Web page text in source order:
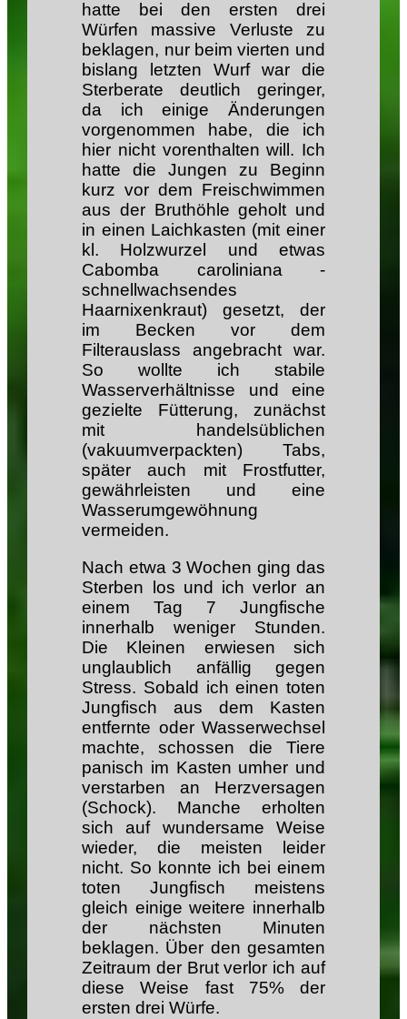
hatte bei den ersten drei
Würfen massive Verluste zu
beklagen, nur beim vierten und
bislang letzten Wurf war die
Sterberate deutlich geringer,
da ich einige Änderungen
vorgenommen habe, die ich
hier nicht vorenthalten will. Ich
hatte die Jungen zu Beginn
kurz vor dem Freischwimmen
aus der Bruthöhle geholt und
in einen Laichkasten (mit einer
kl. Holzwurzel und etwas
Cabomba caroliniana -
schnellwachsendes
Haarnixenkraut) gesetzt, der
im Becken vor dem
Filterauslass angebracht war.
So wollte ich stabile
Wasserverhältnisse und eine
gezielte Fütterung, zunächst
mit handelsüblichen
(vakuumverpackten) Tabs,
später auch mit Frostfutter,
gewährleisten und eine
Wasserumgewöhnung
vermeiden.
Nach etwa 3 Wochen ging das
Sterben los und ich verlor an
einem Tag 7 Jungfische
innerhalb weniger Stunden.
Die Kleinen erwiesen sich
unglaublich anfällig gegen
Stress. Sobald ich einen toten
Jungfisch aus dem Kasten
entfernte oder Wasserwechsel
machte, schossen die Tiere
panisch im Kasten umher und
verstarben an Herzversagen
(Schock). Manche erholten
sich auf wundersame Weise
wieder, die meisten leider
nicht. So konnte ich bei einem
toten Jungfisch meistens
gleich einige weitere innerhalb
der nächsten Minuten
beklagen. Über den gesamten
Zeitraum der Brut verlor ich auf
diese Weise fast 75% der
ersten drei Würfe.